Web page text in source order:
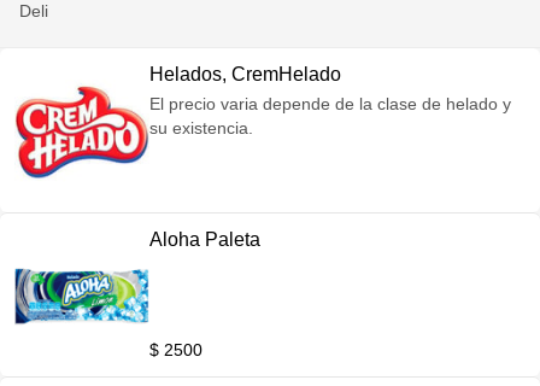
Deli
Helados, CremHelado
El precio varia depende de la clase de helado y
su existencia.
Aloha Paleta
$ 2500